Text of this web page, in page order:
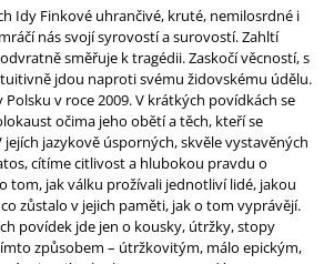
Idy Finkové uhrančivé, kruté, nemilosrdné i
nás svojí syrovostí a surovostí. Zahltí
směřuje k tragédii. Zaskočí věcností, s
jdou naproti svému židovskému údělu.
Polsku v roce 2009. V krátkých povídkách se
očima jeho obětí a těch, kteří se
jejích jazykově úsporných, skvěle vystavěných
cítíme citlivost a hlubokou pravdu o
tom, jak válku prožívali jednotliví lidé, jakou
zůstalo v jejich paměti, jak o tom vyprávějí.
povídek jde jen o kousky, útržky, stopy
způsobem – útržkovitým, málo epickým,